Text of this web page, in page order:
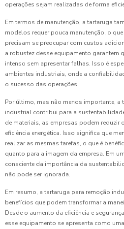
operações sejam realizadas de forma
Em termos de manutenção, a tartaruga
modelos requer pouca manutenção, o
precisam se preocupar com custos
a robustez desse equipamento garantem
intenso sem apresentar falhas. Isso é
ambientes industriais, onde a
o sucesso das operações.
Por último, mas não menos importante, a
industrial contribui para a
de materiais, as empresas podem reduzir
eficiência energética. Isso significa que
realizar as mesmas tarefas, o que é
quanto para a imagem da empresa. Em
consciente da importância da
não pode ser ignorada.
Em resumo, a tartaruga para remoção
benefícios que podem transformar a
Desde o aumento da eficiência e
esse equipamento se apresenta como